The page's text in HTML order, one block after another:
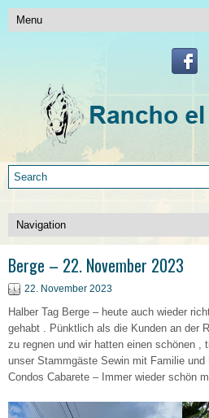
Berge – 22. November 2023
22. November 2023
Halber Tag Berge – heute auch wieder
gehabt . Pünktlich als die Kunden an der
zu regnen und wir hatten einen schönen ,
unser Stammgäste Sewin mit Familie
Condos Cabarete – Immer wieder schön